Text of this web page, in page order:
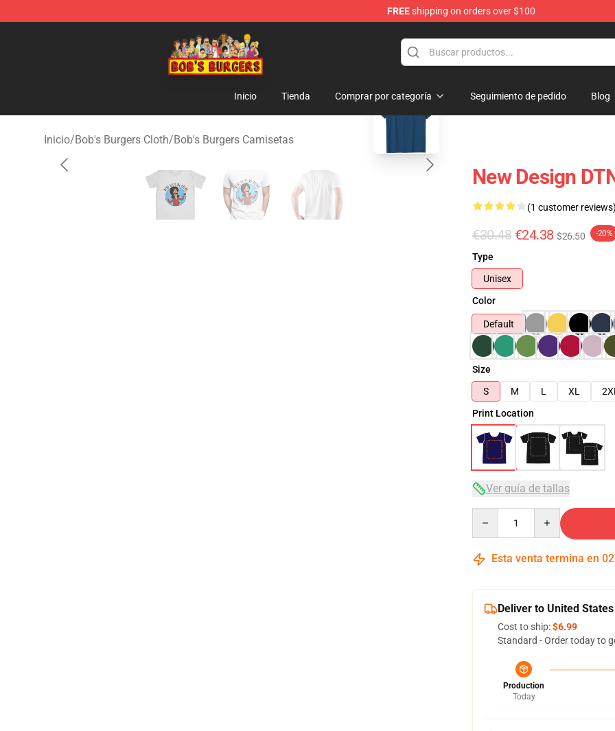
FREEshipping on orders over $100
Bob's Burgers Store - Official Bob's Burgers Merchandise Shop
Inicio Tienda Comprar por categoría Seguimiento de pedido Blog
Inicio/Bob's Burgers Cloth/Bob's Burgers Camisetas
New Design
(1 customer
€30.48 €24.38 $26.50 -20%
Type
Unisex
Color
Default
Size
S
M L XL
Print Location
Ver guía de tallas
Esta venta termina en 02
Deliver to United States
Cost to ship:$6.99
Standard - Order today to
Production
Today